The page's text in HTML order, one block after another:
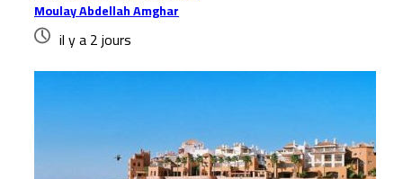
Moulay Abdellah Amghar
il y a 2 jours